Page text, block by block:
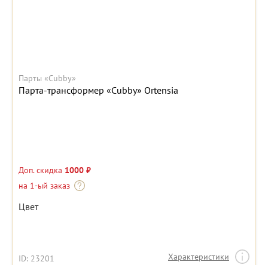
Парты «Cubby»
Парта-трансформер «Cubby» Ortensia
Доп. скидка 1000 ₽
на 1-ый заказ
Цвет
ID: 23201 Характеристики